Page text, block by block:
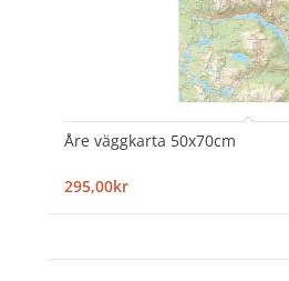
Åre väggkarta 50x70cm
295,00kr